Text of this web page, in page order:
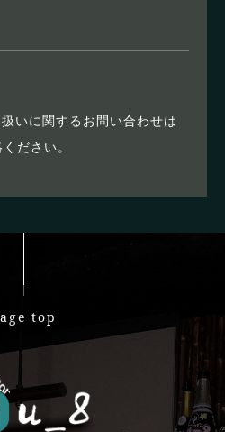
いに関するお問い合わせは
ださい。
top